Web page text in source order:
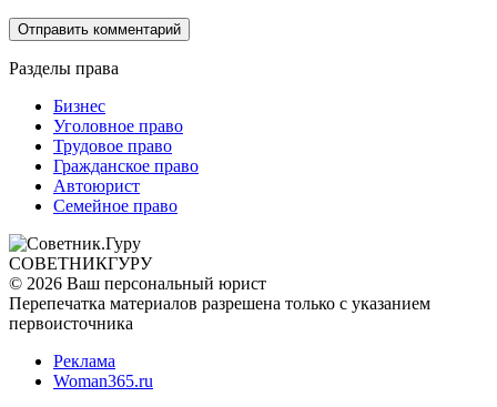
Разделы права
Бизнес
Уголовное право
Трудовое право
Гражданское право
Автоюрист
Семейное право
СОВЕТНИКГУРУ
© 2026 Ваш персональный юрист
Перепечатка материалов разрешена только с указанием
первоисточника
Реклама
Woman365.ru